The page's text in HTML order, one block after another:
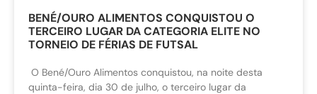
BENÉ/OURO ALIMENTOS CONQUISTOU O
TERCEIRO LUGAR DA CATEGORIA ELITE NO
TORNEIO DE FÉRIAS DE FUTSAL
O Bené/Ouro Alimentos conquistou, na noite desta
quinta-feira, dia 30 de julho, o terceiro lugar da